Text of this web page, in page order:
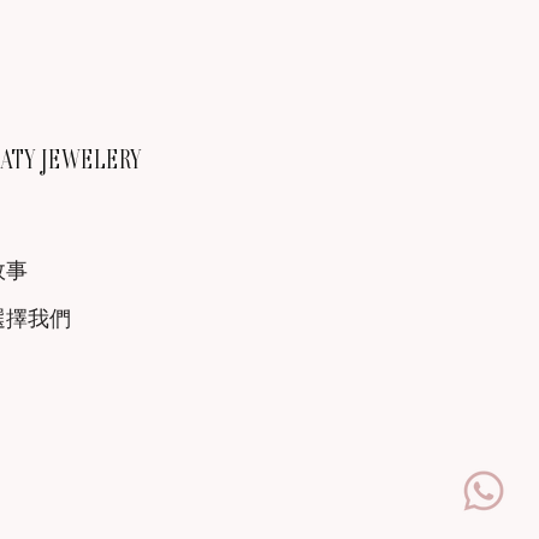
JEWELERY
事
擇我們